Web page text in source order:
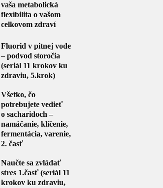
vaša metabolická
flexibilita o vašom
celkovom zdraví
Fluorid v pitnej vode
– podvod storočia
(seriál 11 krokov ku
zdraviu, 5.krok)
Všetko, čo
potrebujete vedieť
o sacharidoch –
namáčanie, klíčenie,
fermentácia, varenie,
2. časť
Naučte sa zvládať
stres 1.časť (seriál 11
krokov ku zdraviu,